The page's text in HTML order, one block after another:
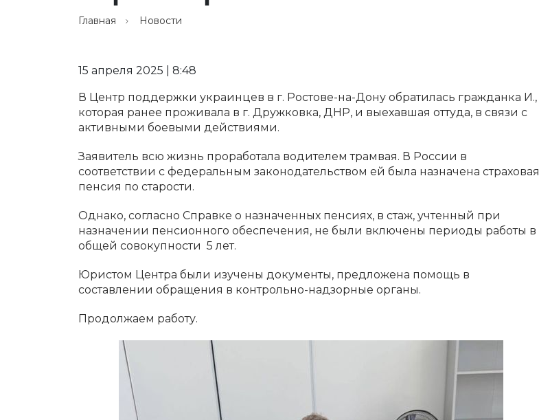
Главная Новости
15 апреля 2025 | 8:48
В Центр поддержки украинцев в г. Ростове-на-Дону обратилась гражданка И.,
которая ранее проживала в г. Дружковка, ДНР, и выехавшая оттуда, в связи с
активными боевыми действиями.
Заявитель всю жизнь проработала водителем трамвая. В России в
соответствии с федеральным законодательством ей была назначена страховая
пенсия по старости.
Однако, согласно Справке о назначенных пенсиях, в стаж, учтенный при
назначении пенсионного обеспечения, не были включены периоды работы в
общей совокупности 5 лет.
Юристом Центра были изучены документы, предложена помощь в
составлении обращения в контрольно-надзорные органы.
Продолжаем работу.